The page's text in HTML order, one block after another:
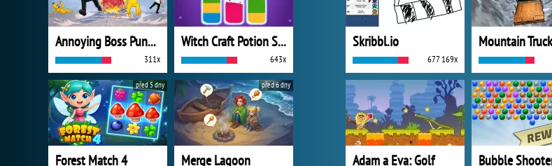
Annoying Boss Punch Game
311x
Witch Craft Potion Sort
643x
Forest Match 4
před 5 dny
Merge Lagoon
před 6 dny
Skribbl.io
677 169x
Adam a Eva: Golf